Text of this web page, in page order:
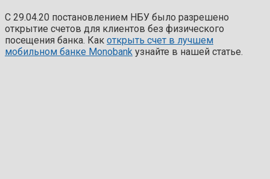
С 29.04.20 постановлением НБУ было разрешено
открытие счетов для клиентов без физического
посещения банка. Как открыть счет в лучшем
мобильном банке Monobank узнайте в нашей статье.